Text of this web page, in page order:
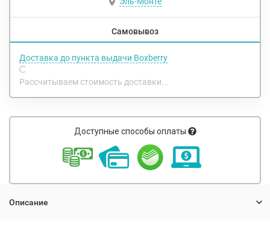
Самовывоз
Доставка до пункта выдачи Boxberry
Рассчитываем стоимость доставки...
Доступные способы оплаты
Описание